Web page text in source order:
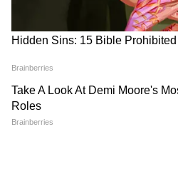
रहा राम चरण की आखिरी 5
HIT-कितनी FLOP